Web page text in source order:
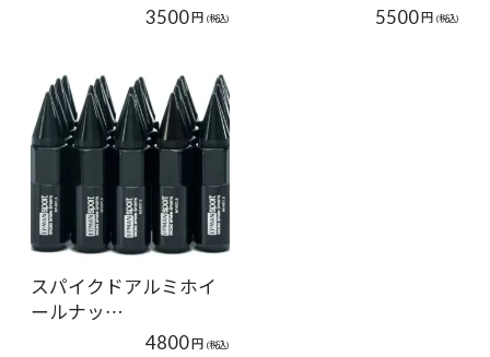
3500円 (税込)
5500円 (税込)
スパイクドアルミホイ
ールナッ…
4800円 (税込)